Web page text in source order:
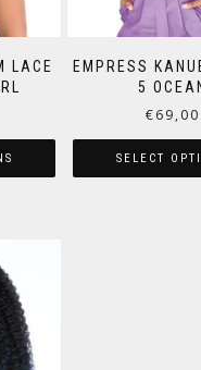
LACE
EMPRESS
5
€69,00
SELECT